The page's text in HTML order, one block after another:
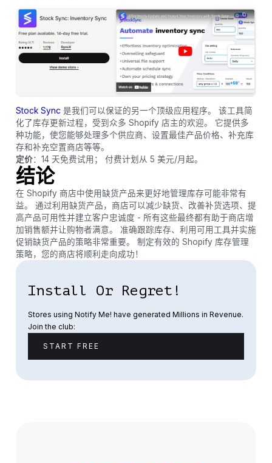
Stock Sync 是我们可以保证的另一个顶级应用程序。 该工具简
化了库存更新过程，受到众多 Shopify 店主的欢迎。 它提供多
种功能，使您能够处理多个供应商、设置最佳产品价格、补充库
存和补充空置商店等等。
定价：14 天免费试用； 付费计划从 5 美元/月起。
结论
在 Shopify 商店中使用缺货产品来更好地管理库存可能非常有
益。 通过利用缺货产品，商店可以减少缺货、改善补货选项、提
高产品可用性并建立客户忠诚度 - 所有这些最终都有助于商店增
加销售额并让购物者满意。 准确跟踪库存、利用可用工具并实施
促销缺货产品的策略非常重要。 制定有效的 Shopify 库存管理
策略，您的商店将顺利走向成功！
Install Or Regret!
Stores using Notify Me! have generated Millions in Revenue.
Join the club:
START FREE